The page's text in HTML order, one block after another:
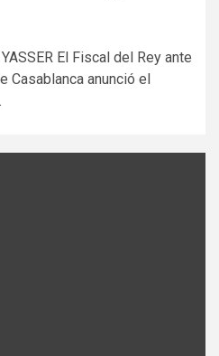
El Fiscal del Rey ante
Casablanca anunció el